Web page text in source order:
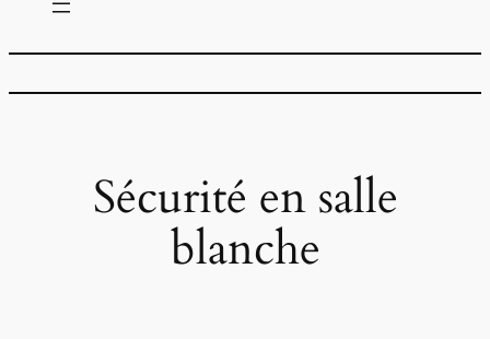
Sécurité en salle
blanche